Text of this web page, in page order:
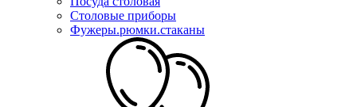
Столовые приборы
Фужеры.рюмки.стаканы